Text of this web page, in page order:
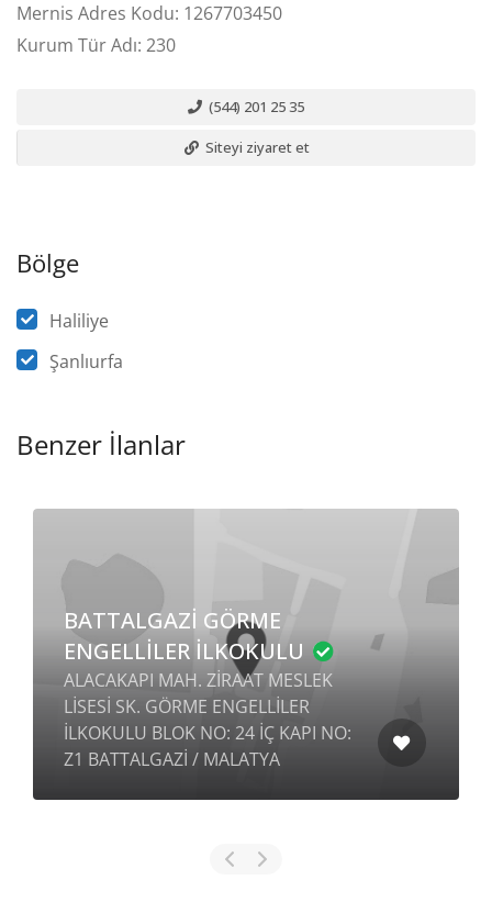
Mernis Adres Kodu: 1267703450
Kurum Tür Adı: 230
(544) 201 25 35
Siteyi ziyaret et
Bölge
Haliliye
Şanlıurfa
Benzer İlanlar
BATTALGAZİ GÖRME
ENGELLİLER İLKOKULU
ALACAKAPI MAH. ZİRAAT MESLEK
LİSESİ SK. GÖRME ENGELLİLER
İLKOKULU BLOK NO: 24 İÇ KAPI NO:
Z1 BATTALGAZİ / MALATYA